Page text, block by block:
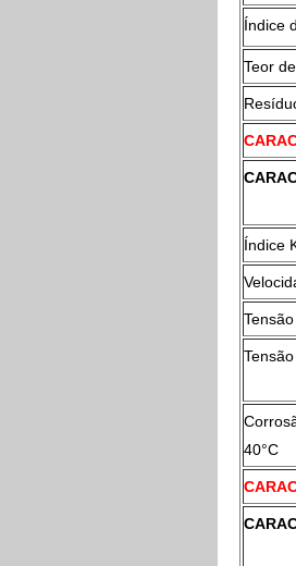
Índice
Teor
Índice
40°C